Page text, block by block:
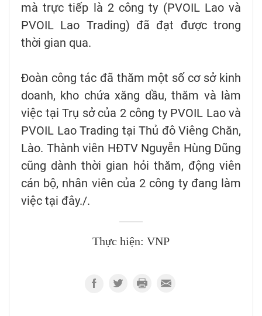
mà trực tiếp là 2 công ty (PVOIL Lao và
PVOIL Lao Trading) đã đạt được trong
thời gian qua.
Đoàn công tác đã thăm một số cơ sở kinh
doanh, kho chứa xăng dầu, thăm và làm
việc tại Trụ sở của 2 công ty PVOIL Lao và
PVOIL Lao Trading tại Thủ đô Viêng Chăn,
Lào. Thành viên HĐTV Nguyễn Hùng Dũng
cũng dành thời gian hỏi thăm, động viên
cán bộ, nhân viên của 2 công ty đang làm
việc tại đây./.
Thực hiện: VNP